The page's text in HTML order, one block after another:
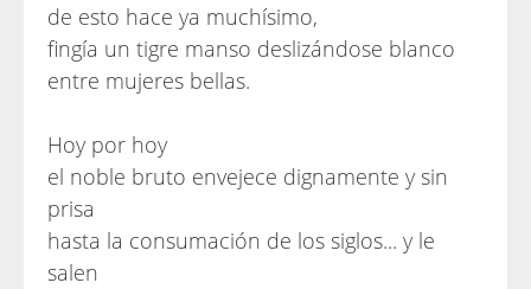
de esto hace ya muchísimo,
fingía un tigre manso deslizándose blanco
entre mujeres bellas.
Hoy por hoy
el noble bruto envejece dignamente y sin
prisa
hasta la consumación de los siglos... y le
salen